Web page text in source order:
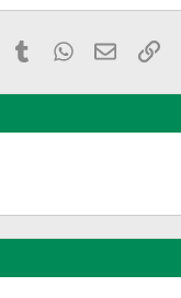
p
PinterestTumblr WhatsApp
E-Mail